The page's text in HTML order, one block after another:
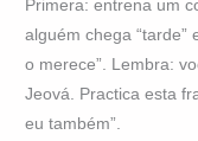
Primera: entrena um
alguém chega “tarde”
o merece”. Lembra:
Jeová. Practica esta
eu também”.